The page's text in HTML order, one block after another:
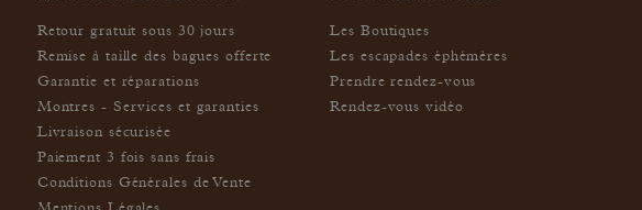
Retour gratuit sous 30 jours
Remise à taille des bagues offerte
Garantie et réparations
Montres - Services et garanties
Livraison sécurisée
Paiement 3 fois sans frais
Conditions Générales de Vente
Les Boutiques
Les escapades éphémères
Prendre rendez-vous
Rendez-vous vidéo